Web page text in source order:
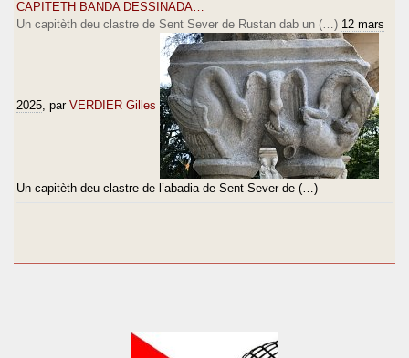
CAPITETH BANDA DESSINADA…
Un capitèth deu clastre de Sent Sever de Rustan dab un (…) 12 mars
2025 , par VERDIER Gilles
Un capitèth deu clastre de l’abadia de Sent Sever de (…)